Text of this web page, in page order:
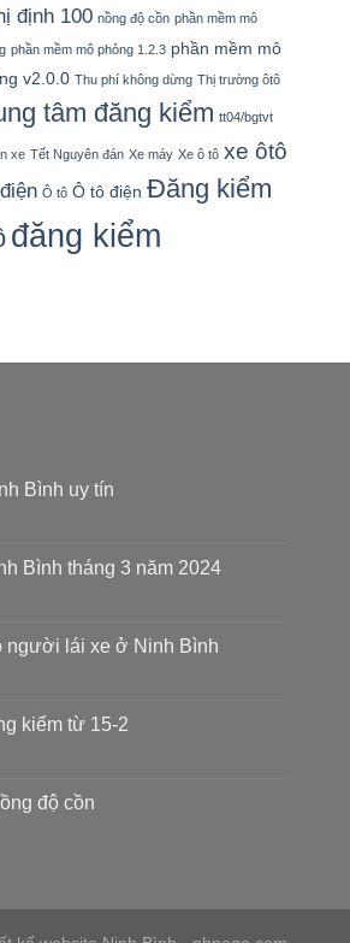
định 100 nồng độ cồn phần mềm mô
phần mềm mô phỏng 1.2.3 phần mềm mô
v2.0.0 Thu phí không dừng Thị trường ôtô
tâm đăng kiểm tt04/bgtvt
xe Tết Nguyên đán Xe máy Xe ô tô xe ôtô
Ô tô Ô tô điện Đăng kiểm
đăng kiểm
Bình uy tín
Bình tháng 3 năm 2024
người lái xe ở Ninh Bình
kiểm từ 15-2
độ cồn